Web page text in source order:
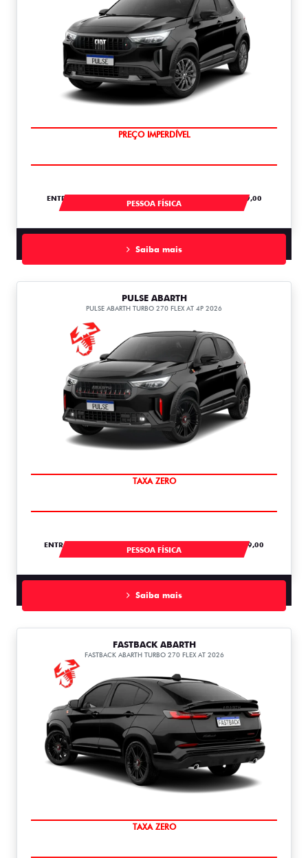
OPORTUNIDADE
ENTRADA DE R$ 60.070,57 +36 PARCELAS DE R$ 1.489,00
PESSOA FÍSICA
Saiba mais
PULSE ABARTH
PULSE ABARTH TURBO 270 FLEX AT 4P 2026
SAIA DE FIAT 0KM
ENTRADA DE R$ 104.728,61 +18 PARCELAS DE R$ 2.759,00
PESSOA FÍSICA
Saiba mais
FASTBACK ABARTH
FASTBACK ABARTH TURBO 270 FLEX AT 2026
SAIA DE FIAT 0KM